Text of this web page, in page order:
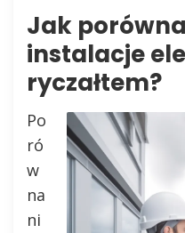
Jak
instalacje
ryczałtem?
Po
ró
w
na
ni